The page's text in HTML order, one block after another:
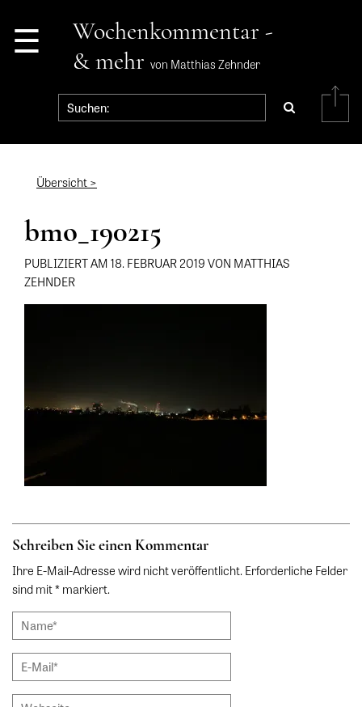
☰
Wochenkommentar -
& mehr von Matthias Zehnder
Übersicht >
bmo_190215
PUBLIZIERT AM 18. FEBRUAR 2019 VON MATTHIAS
ZEHNDER
Schreiben Sie einen Kommentar
Ihre E-Mail-Adresse wird nicht veröffentlicht. Erforderliche Felder
sind mit * markiert.